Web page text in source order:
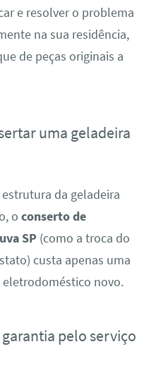
e resolver o problema
na sua residência,
de peças originais a
uma geladeira
da geladeira
o conserto de
SP (como a troca do
custa apenas uma
novo.
pelo serviço